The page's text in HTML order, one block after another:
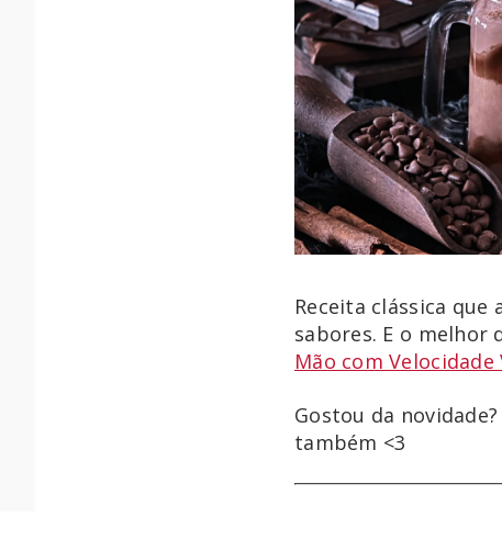
Receita clássica
sabores. E o melhor
Mão com Velocidade
Gostou da
também <3